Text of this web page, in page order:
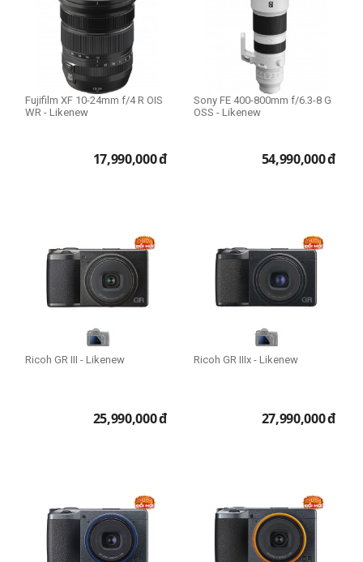
Fujifilm XF 10-24mm f/4 R OIS
WR - Likenew
17,990,000đ
Sony FE 400-800mm f/6.3-8 G
OSS - Likenew
54,990,000đ
Ricoh GR III - Likenew
25,990,000đ
Ricoh GR IIIx - Likenew
27,990,000đ